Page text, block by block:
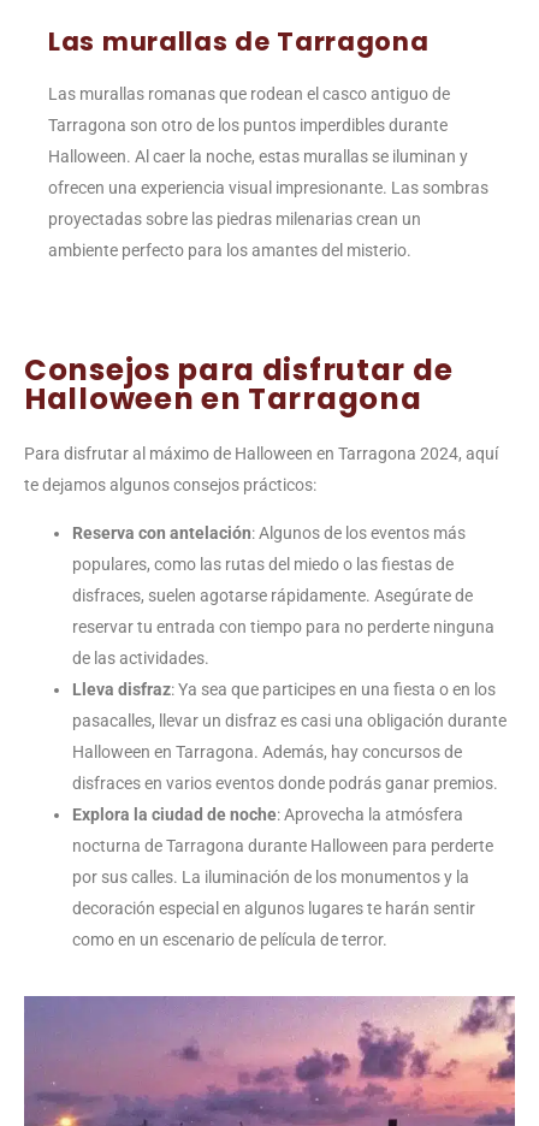
Las murallas de Tarragona
Las murallas romanas que rodean el casco antiguo de
Tarragona son otro de los puntos imperdibles durante
Halloween. Al caer la noche, estas murallas se iluminan y
ofrecen una experiencia visual impresionante. Las sombras
proyectadas sobre las piedras milenarias crean un
ambiente perfecto para los amantes del misterio.
Consejos para disfrutar de
Halloween en Tarragona
Para disfrutar al máximo de Halloween en Tarragona 2024, aquí
te dejamos algunos consejos prácticos:
Reserva con antelación: Algunos de los eventos más
populares, como las rutas del miedo o las fiestas de
disfraces, suelen agotarse rápidamente. Asegúrate de
reservar tu entrada con tiempo para no perderte ninguna
de las actividades.
Lleva disfraz: Ya sea que participes en una fiesta o en los
pasacalles, llevar un disfraz es casi una obligación durante
Halloween en Tarragona. Además, hay concursos de
disfraces en varios eventos donde podrás ganar premios.
Explora la ciudad de noche: Aprovecha la atmósfera
nocturna de Tarragona durante Halloween para perderte
por sus calles. La iluminación de los monumentos y la
decoración especial en algunos lugares te harán sentir
como en un escenario de película de terror.